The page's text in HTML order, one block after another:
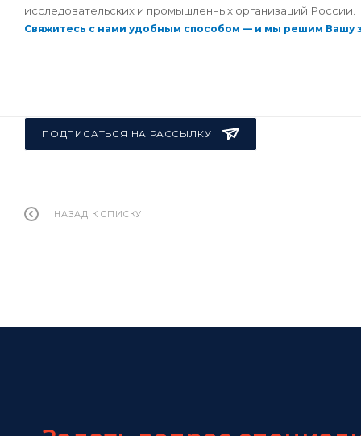
исследовательских и промышленных организаций России.
Свяжитесь с нами удобным способом — и мы решим Вашу
ПОДПИСАТЬСЯ НА РАССЫЛКУ
НАЗАД К СПИСКУ